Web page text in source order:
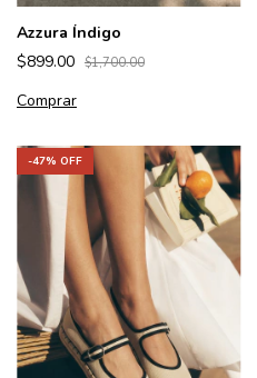
Azzura Índigo
$899.00 $1,700.00
Comprar
-47% OFF